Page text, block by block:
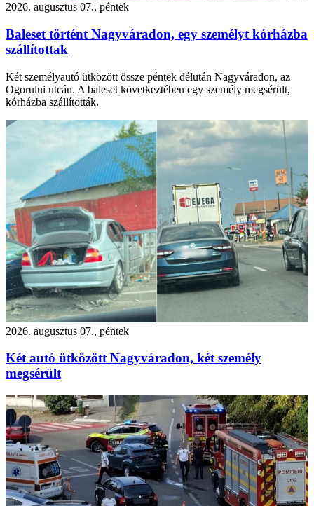
2026. augusztus 07., péntek
Baleset történt Nagyváradon, egy személyt kórházba
szállítottak
Két személyautó ütközött össze péntek délután Nagyváradon, az
Ogorului utcán. A baleset következtében egy személy megsérült,
kórházba szállították.
2026. augusztus 07., péntek
Két autó ütközött Nagyváradon, két személy
megsérült